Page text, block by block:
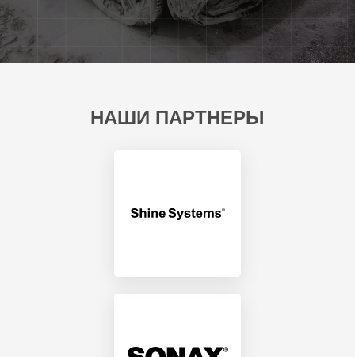
НАШИ ПАРТНЕРЫ